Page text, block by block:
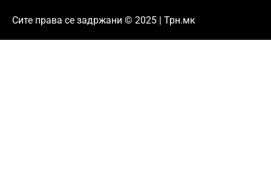
Сите права се задржани © 2025 | Трн.мк